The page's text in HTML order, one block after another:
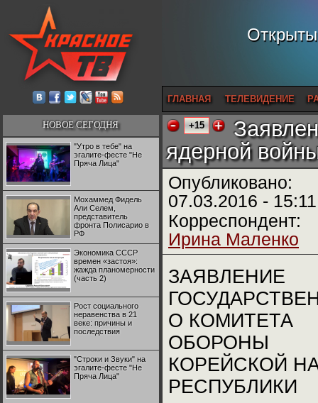
ГЛАВНАЯ ТЕЛЕВИДЕНИЕ
НОВОЕ СЕГОДНЯ
"Утро в тебе" на
эгалите-фесте "Не
Пряча Лица"
Мохаммед Фидель
Али Селем,
представитель
фронта Полисарио в
РФ
Экономика СССР
времен «застоя»:
жажда планомерности
(часть 2)
Рост социального
неравенства в 21
веке: причины и
последствия
"Строки и Звуки" на
эгалите-фесте "Не
Пряча Лица"
+15
ядерной
Опубликовано:
07.03.2016 - 15:11
Корреспондент:
Ирина Маленко
ЗАЯВЛЕНИЕ
О КОМИТЕТА
ОБОРОНЫ
КОРЕЙСКОЙ
РЕСПУБЛИКИ